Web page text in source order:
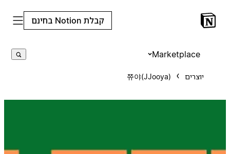
קבלת Notion בחינם
Marketplace
쮸야(JJooya)